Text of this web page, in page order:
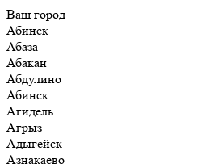
Ваш город
Абинск
Абаза
Абакан
Абдулино
Абинск
Агидель
Агрыз
Адыгейск
Азнакаево